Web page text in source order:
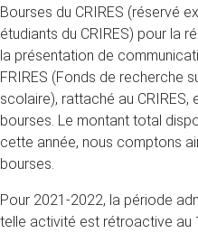
Bourses du CRIRES (réservé
étudiants du CRIRES) pour la
la présentation de
FRIRES (Fonds de recherche
scolaire), rattaché au CRIRES,
bourses. Le montant total
cette année, nous comptons
bourses.
Pour 2021-2022, la période
telle activité est rétroactive au